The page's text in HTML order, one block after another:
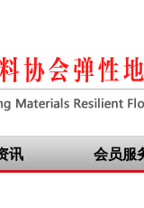
讯 会员服